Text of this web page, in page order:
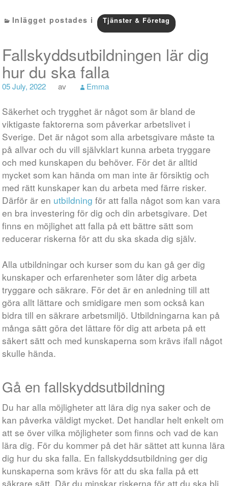
Inlägget postades i Tjänster & Företag
Fallskyddsutbildningen lär dig
hur du ska falla
05 July, 2022 av Emma
Säkerhet och trygghet är något som är bland de
viktigaste faktorerna som påverkar arbetslivet i
Sverige. Det är något som alla arbetsgivare måste ta
på allvar och du vill självklart kunna arbeta tryggare
och med kunskapen du behöver. För det är alltid
mycket som kan hända om man inte är försiktig och
med rätt kunskaper kan du arbeta med färre risker.
Därför är en utbildning för att falla något som kan vara
en bra investering för dig och din arbetsgivare. Det
finns en möjlighet att falla på ett bättre sätt som
reducerar riskerna för att du ska skada dig själv.
Alla utbildningar och kurser som du kan gå ger dig
kunskaper och erfarenheter som låter dig arbeta
tryggare och säkrare. För det är en anledning till att
göra allt lättare och smidigare men som också kan
bidra till en säkrare arbetsmiljö. Utbildningarna kan på
många sätt göra det lättare för dig att arbeta på ett
säkert sätt och med kunskaperna som krävs ifall något
skulle hända.
Gå en fallskyddsutbildning
Du har alla möjligheter att lära dig nya saker och de
kan påverka väldigt mycket. Det handlar helt enkelt om
att se över vilka möjligheter som finns och vad de kan
lära dig. För du kommer på det här sättet att kunna lära
dig hur du ska falla. En fallskyddsutbildning ger dig
kunskaperna som krävs för att du ska falla på ett
säkrare sätt. Där du minskar riskerna för att du ska bli